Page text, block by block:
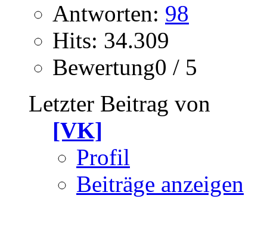
Antworten: 98
Hits: 34.309
Bewertung0 / 5
Letzter Beitrag von
[VK]
Profil
Beiträge anzeigen